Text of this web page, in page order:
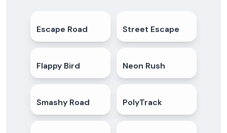
4.9
Escape Road 5.0★
Street Escape
4.5
Flappy Bird 5.0
Neon Rush
4.9★
Smashy Road PolyTrack